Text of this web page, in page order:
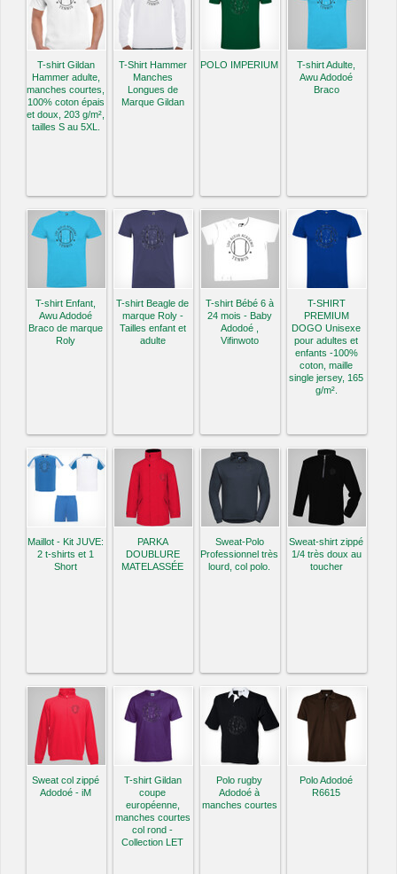
T-shirt Gildan
Hammer adulte,
manches courtes,
100% coton épais
et doux, 203 g/m²,
tailles S au 5XL.
T-Shirt Hammer
Manches
Longues de
Marque Gildan
POLO IMPERIUM
T-shirt Adulte,
Awu Adodoé
Braco
T-shirt Enfant,
Awu Adodoé
Braco de marque
Roly
T-shirt Beagle de
marque Roly -
Tailles enfant et
adulte
T-shirt Bébé 6 à
24 mois - Baby
Adodoé ,
Vifinwoto
T-SHIRT
PREMIUM
DOGO Unisexe
pour adultes et
enfants -100%
coton, maille
single jersey, 165
g/m².
Maillot - Kit JUVE:
2 t-shirts et 1
Short
PARKA
DOUBLURE
MATELASSÉE
Sweat-Polo
Professionnel très
lourd, col polo.
Sweat-shirt zippé
1/4 très doux au
toucher
Sweat col zippé
Adodoé - iM
T-shirt Gildan
coupe
européenne,
manches courtes
col rond -
Collection LET
Polo rugby
Adodoé à
manches courtes
Polo Adodoé
R6615